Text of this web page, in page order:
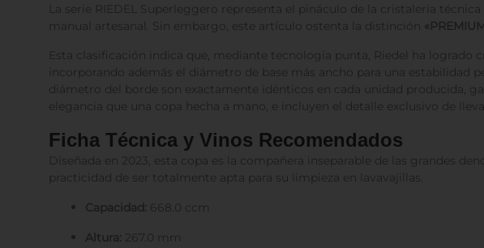
La serie RIEDEL Superleggero representa el pináculo de la cristalería
manual artesanal. Sin embargo, este artículo ostenta la distinción
Esta clasificación indica que, mediante tecnología punta, Riedel ha logrado
incorporando además el diámetro de base más ancho para una estabilidad
diámetro del borde son exactamente idénticos en cada unidad producida,
elegancia que una copa hecha a mano, e incluyen el detalle exclusivo de
Ficha Técnica y Vinos Recomendados
Diseñada en 2023, esta copa es la compañera inseparable de las grandes
practicidad de ser totalmente apta para su limpieza en lavavajillas.
Capacidad: 668.0 ccm
Altura: 267.0 mm